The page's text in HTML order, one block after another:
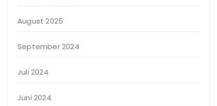
August 2025
September 2024
Juli 2024
Juni 2024